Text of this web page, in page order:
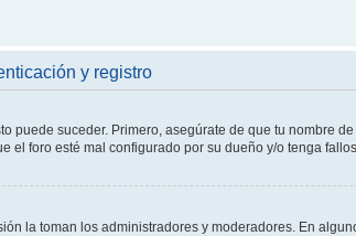
y registro
puede suceder. Primero, asegúrate de que tu nombre
el foro esté mal configurado por su dueño y/o tenga
la toman los administradores y moderadores. En